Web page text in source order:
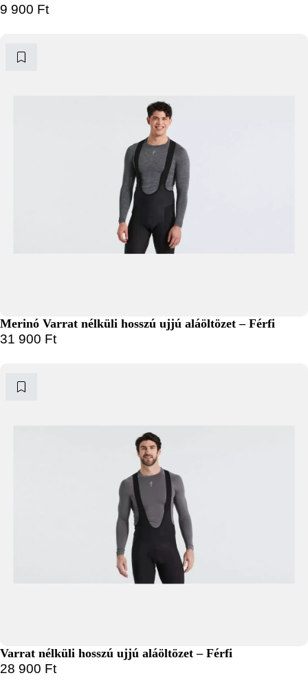
9 900 Ft
Merinó Varrat nélküli hosszú ujjú aláöltözet – Férfi
31 900 Ft
Varrat nélküli hosszú ujjú aláöltözet – Férfi
28 900 Ft